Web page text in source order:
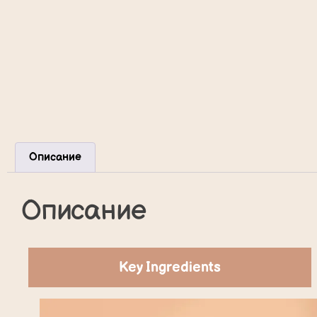
Описание
Описание
Key Ingredients